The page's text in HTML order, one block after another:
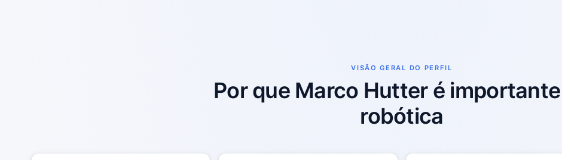
VISÃO GERAL DO PERFIL
Por que Marco Hutter é
robótica